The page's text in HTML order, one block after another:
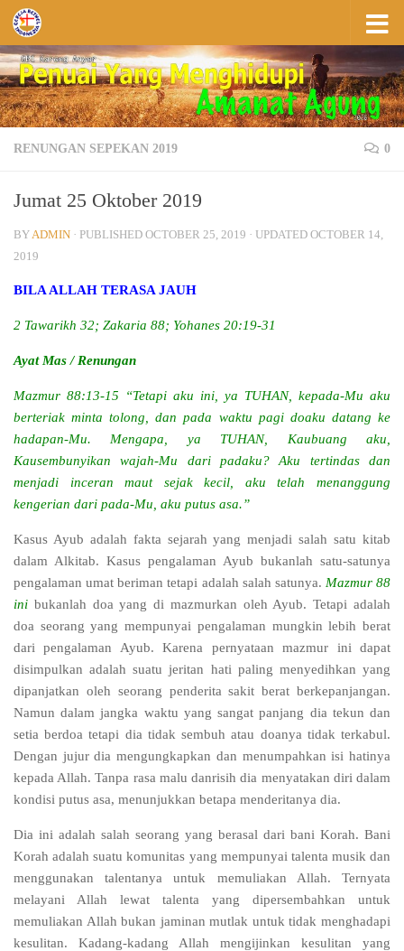
Skip to content
RENUNGAN SEPEKAN 2019 0
Jumat 25 Oktober 2019
BYADMIN · PUBLISHED OCTOBER 25, 2019 · UPDATED OCTOBER 14,
2019
BILA ALLAH TERASA JAUH
2 Tawarikh 32; Zakaria 88; Yohanes 20:19-31
Ayat Mas / Renungan
Mazmur 88:13-15 “Tetapi aku ini, ya TUHAN, kepada-Mu aku
berteriak minta tolong, dan pada waktu pagi doaku datang ke
hadapan-Mu. Mengapa, ya TUHAN, Kaubuang aku,
Kausembunyikan wajah-Mu dari padaku? Aku tertindas dan
menjadi inceran maut sejak kecil, aku telah menanggung
kengerian dari pada-Mu, aku putus asa.”
Kasus Ayub adalah fakta sejarah yang menjadi salah satu kitab
dalam Alkitab. Kasus pengalaman Ayub bukanlah satu-satunya
pengalaman umat beriman tetapi adalah salah satunya. Mazmur 88
ini bukanlah doa yang di mazmurkan oleh Ayub. Tetapi adalah
doa seorang yang mempunyai pengalaman mungkin lebih berat
dari pengalaman Ayub. Karena pernyataan mazmur ini dapat
disimpulkan adalah suatu jeritan hati paling menyedihkan yang
dipanjatkan oleh seorang penderita sakit berat berkepanjangan.
Namun dalam jangka waktu yang sangat panjang dia tekun dan
setia berdoa tetapi dia tidak sembuh atau doanya tidak terkabul.
Dengan jujur dia mengungkapkan dan menumpahkan isi hatinya
kepada Allah. Tanpa rasa malu danrisih dia menyatakan diri dalam
kondisi putus asa, menunjukkan betapa menderitanya dia.
Dia ini adalah salah seorang yang berasal dari bani Korah. Bani
Korah adalah suatu komunitas yang mempunyai talenta musik dan
menggunakan talentanya untuk memuliakan Allah. Ternyata
melayani Allah lewat talenta yang dipersembahkan untuk
memuliakan Allah bukan jaminan mutlak untuk tidak menghadapi
kesulitan. Kadang-kadang Allah mengijinkan kesulitan yang